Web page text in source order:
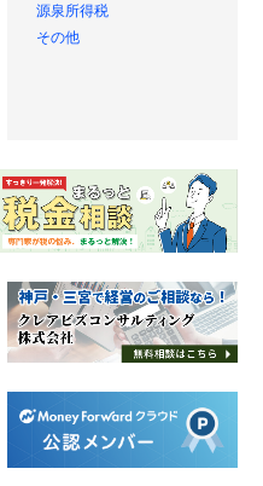
源泉所得税
その他